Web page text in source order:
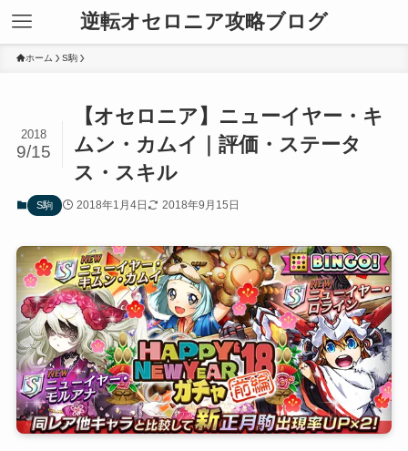
逆転オセロニア攻略ブログ
ホーム S駒
【オセロニア】ニューイヤー・キ
ムン・カムイ｜評価・ステータ
ス・スキル
2018
9/15
S駒 2018年1月4日 2018年9月15日